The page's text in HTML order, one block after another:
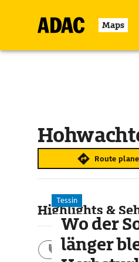
Maps
Route
Highlights &
Aktivitäten
Tessin
Wo der
länger